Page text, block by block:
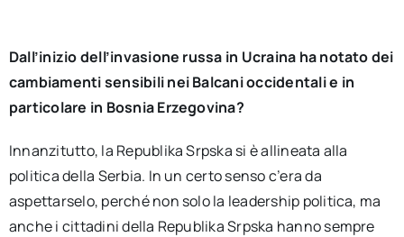
Dall’inizio dell’invasione russa in Ucraina ha notato dei
cambiamenti sensibili nei Balcani occidentali e in
particolare in Bosnia Erzegovina?
Innanzitutto, la Republika Srpska si è allineata alla
politica della Serbia. In un certo senso c’era da
aspettarselo, perché non solo la leadership politica, ma
anche i cittadini della Republika Srpska hanno sempre